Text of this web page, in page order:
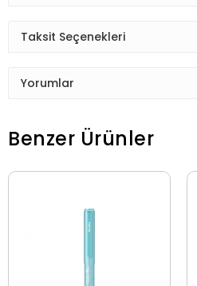
Taksit Seçenekleri
Yorumlar
Benzer Ürünler